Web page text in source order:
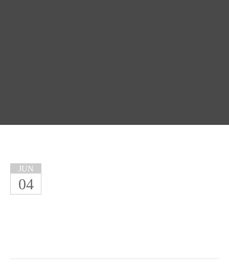
JUN
04